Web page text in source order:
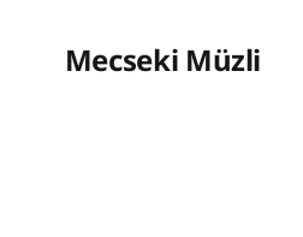
Mecseki Müzli